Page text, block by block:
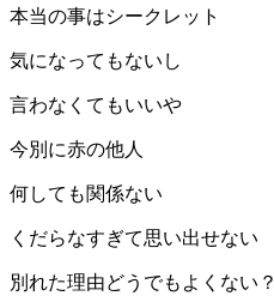
本当の事はシークレット
気になってもないし
言わなくてもいいや
今別に赤の他人
何しても関係ない
くだらなすぎて思い出せない
別れた理由どうでもよくない？